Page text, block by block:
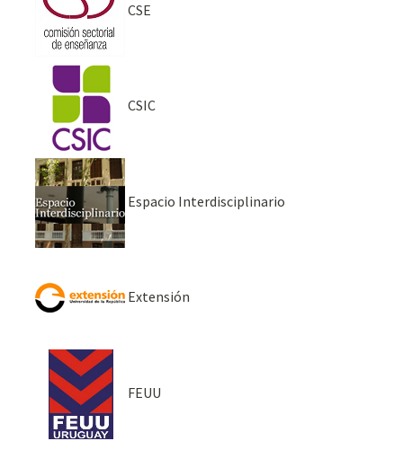
CSE
CSIC
Espacio Interdisciplinario
Extensión
FEUU